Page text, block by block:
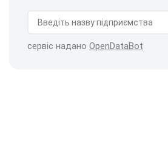
сервіс надано OpenDataBot